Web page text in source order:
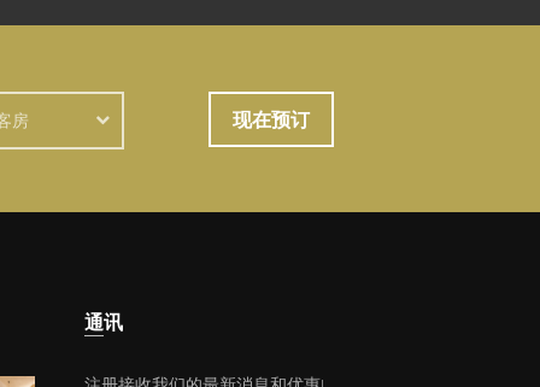
房 现在预订
通讯